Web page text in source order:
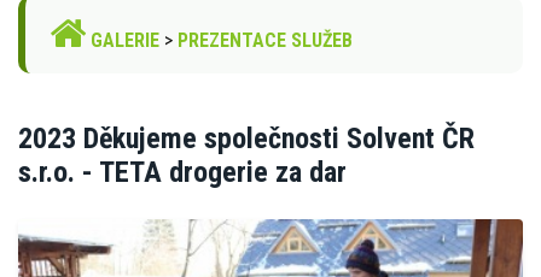
GALERIE > PREZENTACE SLUŽEB
2023 Děkujeme společnosti Solvent ČR
s.r.o. - TETA drogerie za dar